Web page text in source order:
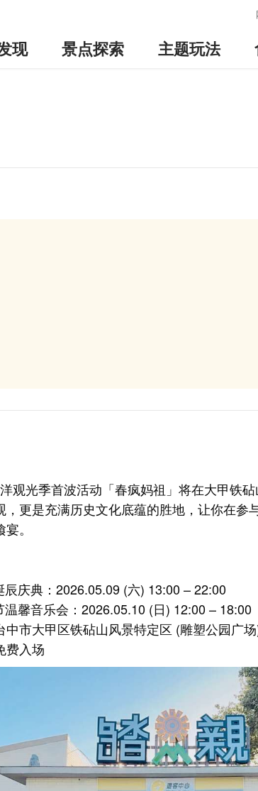
现 景点探索 主题玩法
观光季首波活动「春疯妈祖」将在大甲铁
，更是充满历史文化底蕴的胜地，让你在参
。
辰庆典：2026.05.09 (六) 13:00 – 22:00
温馨音乐会：2026.05.10 (日) 12:00 – 18:00
中市大甲区铁砧山风景特定区 (雕塑公园广
费入场